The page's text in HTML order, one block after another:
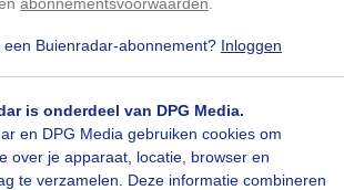
een Buienradar-abonnement? Inloggen
is onderdeel van DPG Media.
en DPG Media gebruiken cookies om
over je apparaat, locatie, browser en
te verzamelen. Deze informatie combineren
je Safari en wil je niet elke dag deze pop-up
Klikhierom dit aan te passen